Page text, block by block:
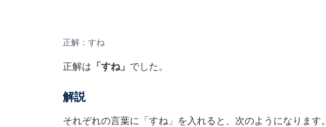
正解：すね
正解は 「すね」 でした。
解説
それぞれの言葉に「すね」を入れると、次のようになります。